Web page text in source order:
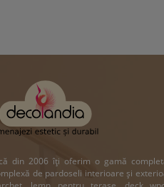
din 2006 îți oferim o gamă
de pardoseli interioare și